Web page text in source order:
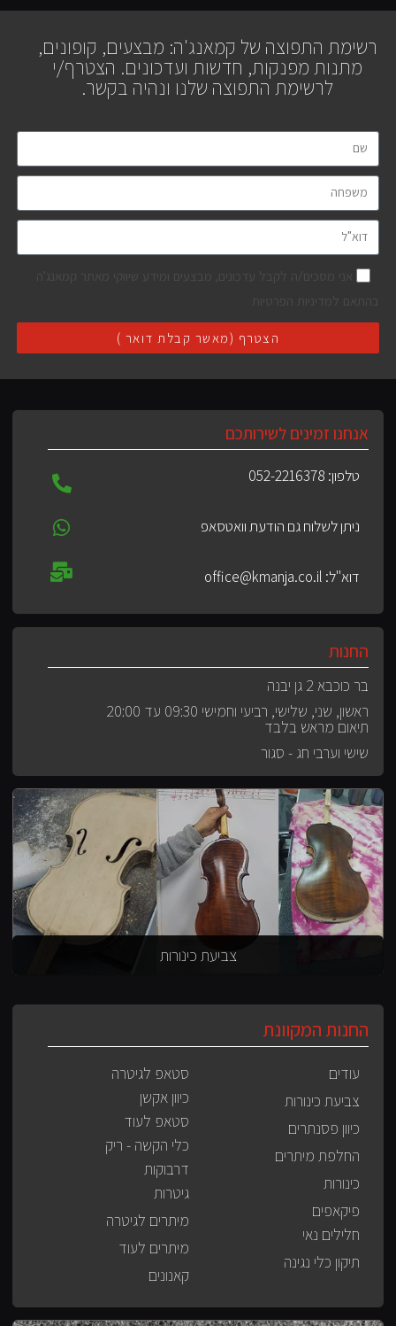
רשימת התפוצה של קמאנג'ה: מבצעים, קופונים,
מתנות מפנקות, חדשות ועדכונים. הצטרף/י
לרשימת התפוצה שלנו ונהיה בקשר.
הצטרף (מאשר קבלת דואר )
אנחנו זמינים לשירותכם
טלפון: 052-2216378
ניתן לשלוח גם הודעת וואטסאפ
דוא"ל: office@kmanja.co.il
החנות
בר כוכבא 2 גן יבנה
ראשון, שני, שלישי, רביעי וחמישי 09:30 עד 20:00
תיאום מראש בלבד
שישי וערבי חג - סגור
צביעת כינורות
החנות המקוונת
עודים
צביעת כינורות
כיוון פסנתרים
החלפת מיתרים
כינורות
פיקאפים
חלילים נאי
תיקון כלי נגינה
סטאפ לגיטרה
כיוון אקשן
סטאפ לעוד
כלי הקשה - ריק
דרבוקות
גיטרות
מיתרים לגיטרה
מיתרים לעוד
קאנונים